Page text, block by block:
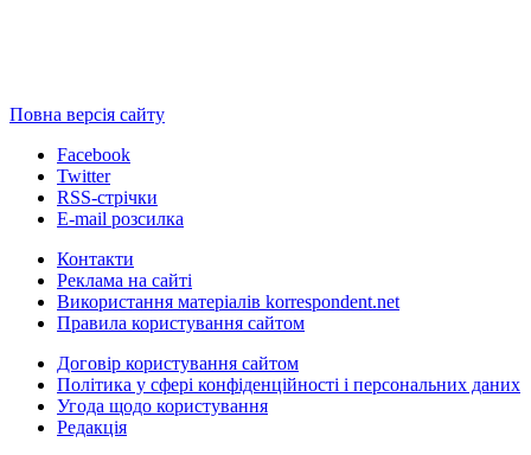
Повна версія сайту
Facebook
Twitter
RSS-стрічки
E-mail розсилка
Контакти
Реклама на сайті
Використання матеріалів korrespondent.net
Правила користування сайтом
Договір користування сайтом
Політика у сфері конфіденційності і персональних даних
Угода щодо користування
Редакція